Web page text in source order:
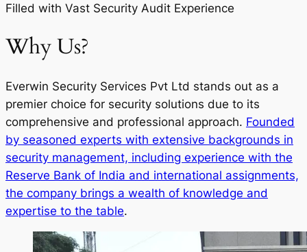
Filled with Vast Security Audit Experience
Why Us?
Everwin Security Services Pvt Ltd stands out as a
premier choice for security solutions due to its
comprehensive and professional approach. Founded
by seasoned experts with extensive backgrounds in
security management, including experience with the
Reserve Bank of India and international assignments,
the company brings a wealth of knowledge and
expertise to the table.